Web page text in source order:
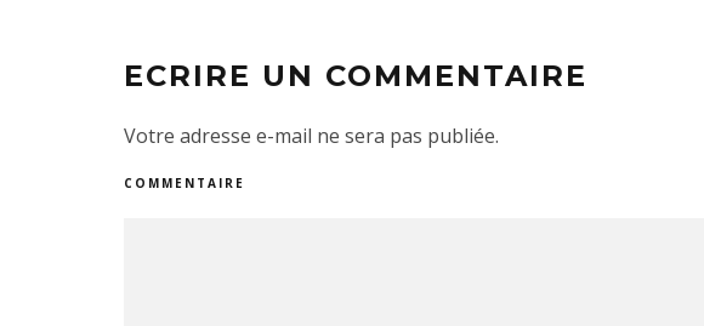
ECRIRE UN COMMENTAIRE
Votre adresse e-mail ne sera pas publiée.
COMMENTAIRE